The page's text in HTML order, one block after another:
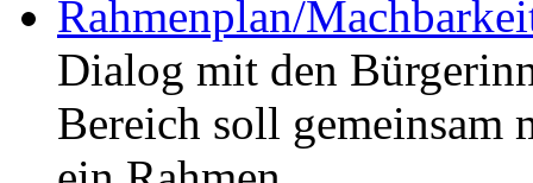
Rahmenplan/
Dialog mit den
Bereich soll gemeinsam